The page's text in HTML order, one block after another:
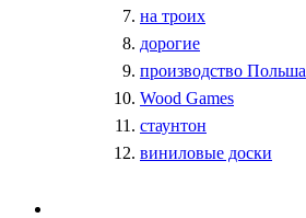
на троих
дорогие
производство Польша
Wood Games
стаунтон
виниловые доски